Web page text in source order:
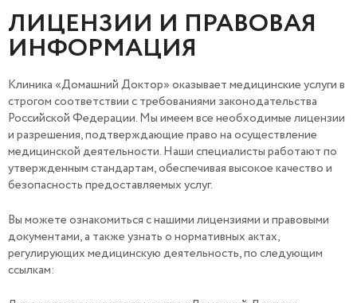
ЛИЦЕНЗИИ И ПРАВОВАЯ
ИНФОРМАЦИЯ
Клиника «Домашний Доктор» оказывает медицинские услуги в
строгом соответствии с требованиями законодательства
Российской Федерации. Мы имеем все необходимые лицензии
и разрешения, подтверждающие право на осуществление
медицинской деятельности. Наши специалисты работают по
утвержденным стандартам, обеспечивая высокое качество и
безопасность предоставляемых услуг.
Вы можете ознакомиться с нашими лицензиями и правовыми
документами, а также узнать о нормативных актах,
регулирующих медицинскую деятельность, по следующим
ссылкам: